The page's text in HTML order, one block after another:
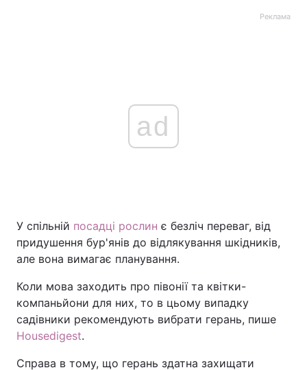
Реклама
ad
У спільній посадці рослин є безліч переваг, від
придушення бур'янів до відлякування шкідників,
але вона вимагає планування.
Коли мова заходить про півонії та квітки-
компаньйони для них, то в цьому випадку
садівники рекомендують вибрати герань, пише
Housedigest.
Справа в тому, що герань здатна захищати